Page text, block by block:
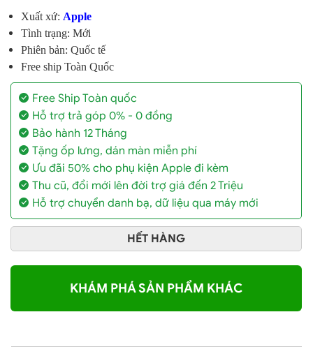
Xuất xứ: Apple
Tình trạng: Mới
Phiên bản: Quốc tế
Free ship Toàn Quốc
Free Ship Toàn quốc
Hỗ trợ trả góp 0% - 0 đồng
Bảo hành 12 Tháng
Tặng ốp lưng, dán màn miễn phí
Ưu đãi 50% cho phụ kiện Apple đi kèm
Thu cũ, đổi mới lên đời trợ giá đến 2 Triệu
Hỗ trợ chuyển danh bạ, dữ liệu qua máy mới
HẾT HÀNG
KHÁM PHÁ SẢN PHẨM KHÁC